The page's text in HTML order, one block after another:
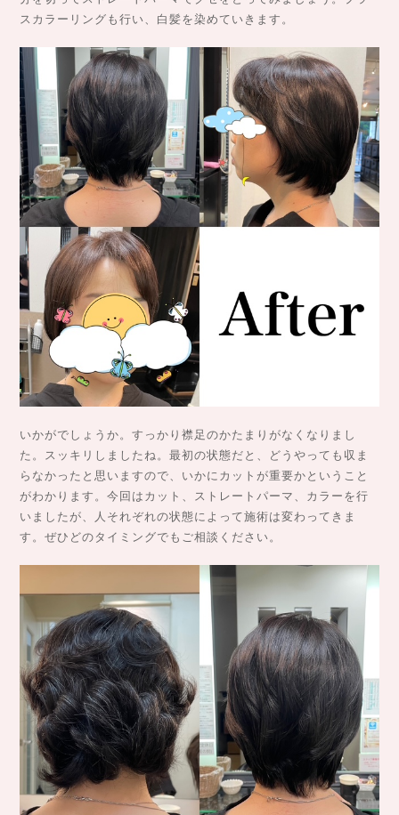
スカラーリングも行い、白髪を染めていきます。
いかがでしょうか。すっかり襟足のかたまりがなくなりまし
た。スッキリしましたね。最初の状態だと、どうやっても収ま
らなかったと思いますので、いかにカットが重要かということ
がわかります。今回はカット、ストレートパーマ、カラーを行
いましたが、人それぞれの状態によって施術は変わってきま
す。ぜひどのタイミングでもご相談ください。